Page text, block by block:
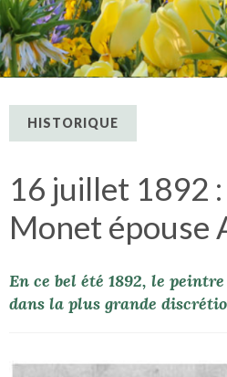
HISTORIQUE
16 juillet 1892
Monet épouse
En ce bel été 1892, le
dans la plus grande